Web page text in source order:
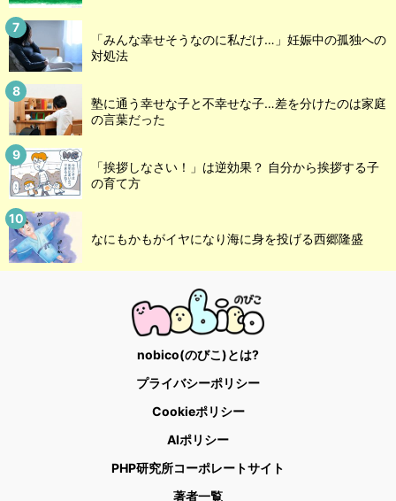
「みんな幸せそうなのに私だけ…」妊娠中の孤独への
対処法
塾に通う幸せな子と不幸せな子…差を分けたのは家庭
の言葉だった
「挨拶しなさい！」は逆効果？ 自分から挨拶する子
の育て方
なにもかもがイヤになり海に身を投げる西郷隆盛
nobico(のびこ)とは?
プライバシーポリシー
Cookieポリシー
AIポリシー
PHP研究所コーポレートサイト
著者一覧